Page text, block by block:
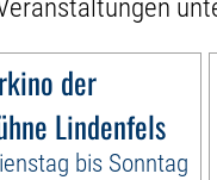
der
Lindenfels
bis Sonntag